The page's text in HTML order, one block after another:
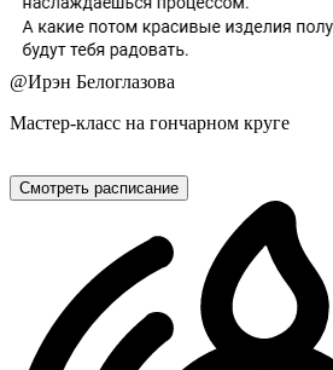
@Ирэн Белоглазова
Мастер-класс на гончарном круге
Смотреть расписание